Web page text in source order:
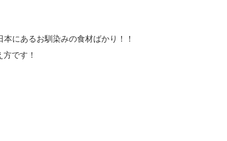
本にあるお馴染みの食材ばかり！！
です！